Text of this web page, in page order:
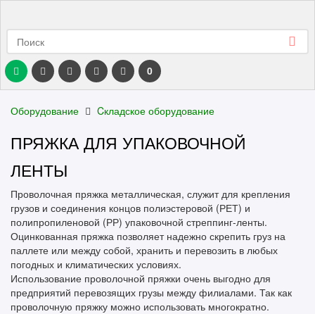
0
Оборудование Cкладское оборудование
ПРЯЖКА ДЛЯ УПАКОВОЧНОЙ
ЛЕНТЫ
Проволочная пряжка металлическая, служит для крепления
грузов и соединения концов полиэстеровой (РЕТ) и
полипропиленовой (РР) упаковочной стреппинг-ленты.
Оцинкованная пряжка позволяет надежно скрепить груз на
паллете или между собой, хранить и перевозить в любых
погодных и климатических условиях.
Использование проволочной пряжки очень выгодно для
предприятий перевозящих грузы между филиалами. Так как
проволочную пряжку можно использовать многократно.